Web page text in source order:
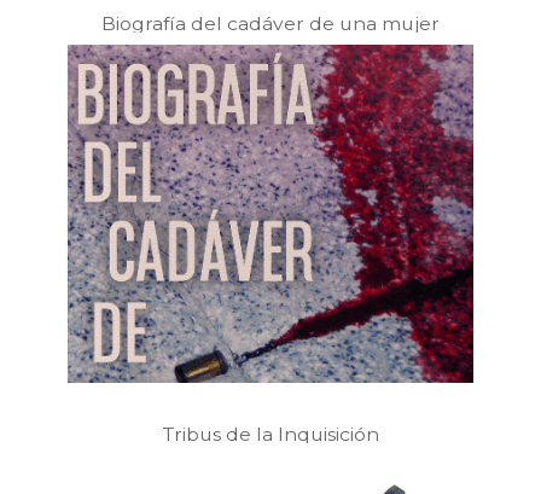
Biografía del cadáver de una mujer
Tribus de la Inquisición